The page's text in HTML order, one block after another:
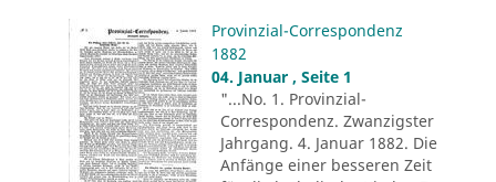
Provinzial-Correspondenz
1882
04. Januar , Seite 1
"...No. 1. Provinzial-
Correspondenz. Zwanzigster
Jahrgang. 4. Januar 1882. Die
Anfänge einer besseren Zeit